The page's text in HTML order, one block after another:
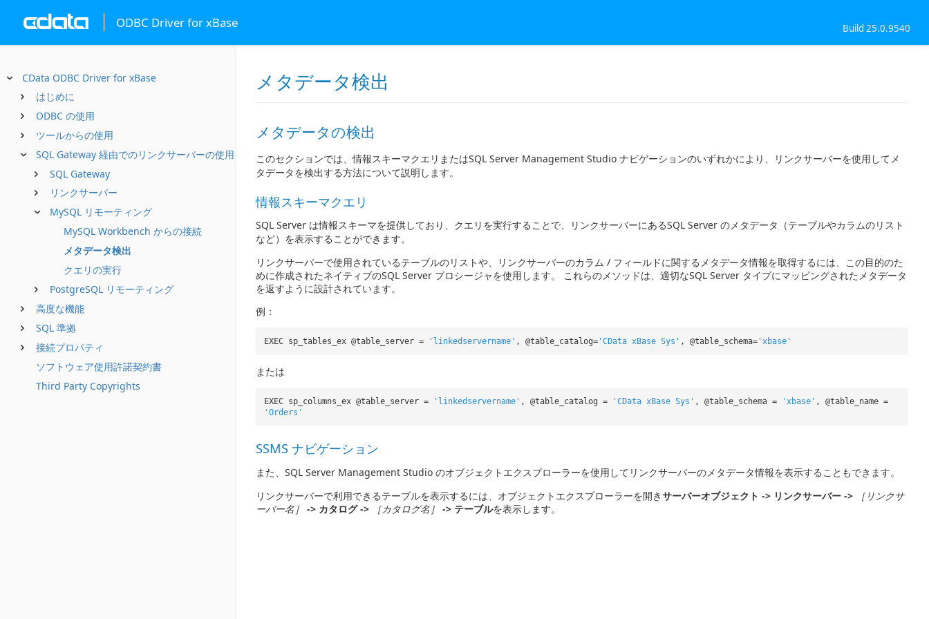
ODBC Driver for xBase Build 25.0.9540
CData ODBC Driver for xBase
はじめに
ODBC の使用
ツールからの使用
SQL Gateway 経由でのリンクサーバーの使用
SQL Gateway
リンクサーバー
MySQL リモーティング
MySQL Workbench からの接続
メタデータ検出
クエリの実行
PostgreSQL リモーティング
高度な機能
SQL 準拠
接続プロパティ
ソフトウェア使用許諾契約書
Third Party Copyrights
メタデータ検出
メタデータの検出
このセクションでは、情報スキーマクエリまたはSQL Server Management Studio ナビゲーションのいずれかにより、リンクサーバーを使用してメ
タデータを検出する方法について説明します。
情報スキーマクエリ
SQL Server は情報スキーマを提供しており、クエリを実行することで、リンクサーバーにあるSQL Server のメタデータ（テーブルやカラムのリスト
など）を表示することができます。
リンクサーバーで使用されているテーブルのリストや、リンクサーバーのカラム / フィールドに関するメタデータ情報を取得するには、この目的のた
めに作成されたネイティブのSQL Server プロシージャを使用します。 これらのメソッドは、適切なSQL Server タイプにマッピングされたメタデータ
を返すように設計されています。
例：
EXEC sp_tables_ex @table_server = 'linkedservername' , @table_catalog= 'CData xBase Sys' , @table_schema= 'xbase'
または
EXEC sp_columns_ex @table_server = 'linkedservername' , @table_catalog = 'CData xBase Sys' , @table_schema = 'xbase' , @table_name =
'Orders'
SSMS ナビゲーション
また、SQL Server Management Studio のオブジェクトエクスプローラーを使用してリンクサーバーのメタデータ情報を表示することもできます。
リンクサーバーで利用できるテーブルを表示するには、オブジェクトエクスプローラーを開きサーバーオブジェクト -> リンクサーバー ->
［リンクサ
ーバー名］ -> カタログ -> ［カタログ名］ -> テーブルを表示します。